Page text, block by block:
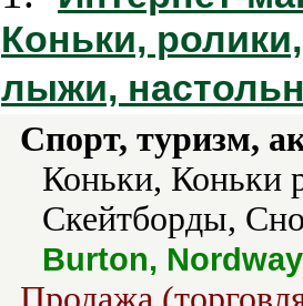
Коньки,
лыжи,
Спорт, туризм,
Коньки, Коньки
Скейтборды,
Burton,